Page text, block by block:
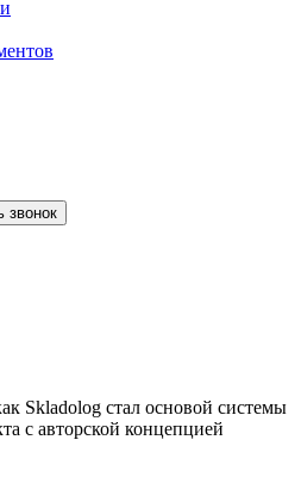
Заказать звонок
Skladolog стал основой системы
с авторской концепцией